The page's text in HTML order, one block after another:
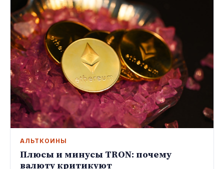
АЛЬТКОИНЫ
Плюсы и минусы TRON: почему
валюту критикуют